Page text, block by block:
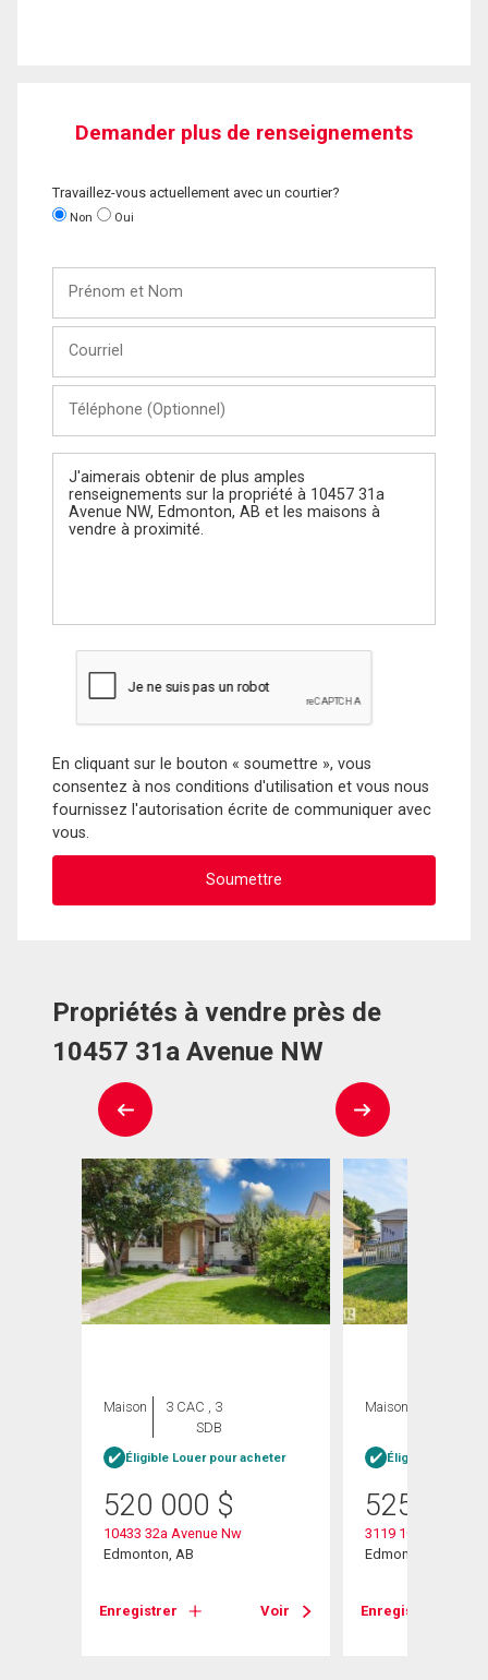
Demander plus de renseignements
Travaillez-vous actuellement avec un courtier?
Non Oui
Nom
(Optionnel)
Message
En cliquant sur le bouton « soumettre », vous
consentez à nos conditions d'utilisation et vous nous
fournissez l'autorisation écrite de communiquer avec
vous.
Propriétés à vendre près de
10457 31a Avenue NW
Maison
3 CAC , 3
SDB
Éligible Louer pour acheter
520 000 $
10433 32a Avenue Nw
Edmonton, AB
Enregistrer Voir
Maison
Éligible Louer
525 000
3119 104 Street Nw
Edmonton, AB
Enregistrer